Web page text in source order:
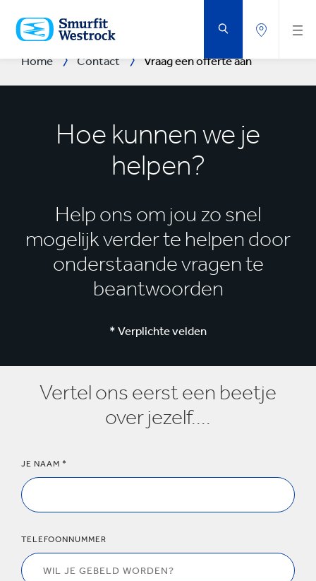
NAAR
DE
BELANGRIJKSTE
Home Contact Vraag een offerte aan
Hoe kunnen we je
helpen?
Help ons om jou zo snel
mogelijk verder te helpen door
onderstaande vragen te
beantwoorden
* Verplichte velden
Vertel ons eerst een beetje
over jezelf....
JE NAAM *
TELEFOONNUMMER